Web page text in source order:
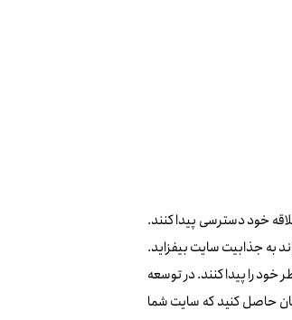
خود دسترسی پیدا کنند.
به جذابیت سایت بیفزاید.
خود را پیدا کنند. در توسعه
حاصل کنید که سایت شما